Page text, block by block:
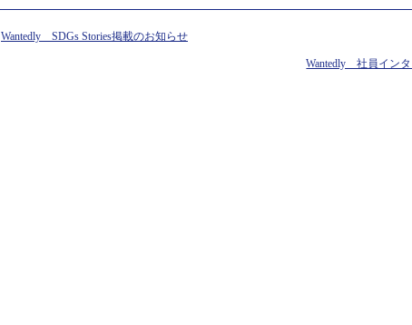
Wantedly SDGs Stories掲載のお知らせ
Wantedly 社員イン